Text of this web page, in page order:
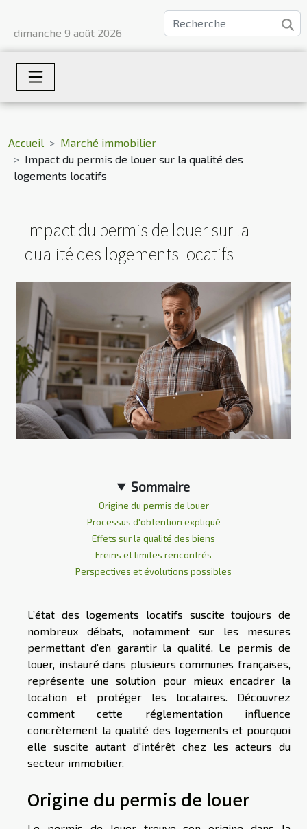
dimanche 9 août 2026
Accueil
Marché immobilier
Impact du permis de louer sur la qualité des
logements locatifs
Impact du permis de louer sur la
qualité des logements locatifs
Sommaire
Origine du permis de louer
Processus d'obtention expliqué
Effets sur la qualité des biens
Freins et limites rencontrés
Perspectives et évolutions possibles
L’état des logements locatifs suscite toujours de
nombreux débats, notamment sur les mesures
permettant d’en garantir la qualité. Le permis de
louer, instauré dans plusieurs communes françaises,
représente une solution pour mieux encadrer la
location et protéger les locataires. Découvrez
comment cette réglementation influence
concrètement la qualité des logements et pourquoi
elle suscite autant d'intérêt chez les acteurs du
secteur immobilier.
Origine du permis de louer